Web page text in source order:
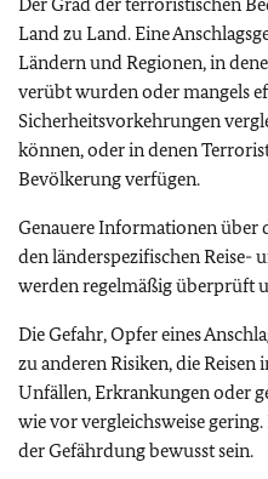
Land zu Land. Eine
Ländern und Regionen, in
verübt wurden oder mangels
Sicherheitsvorkehrungen
können, oder in denen
Bevölkerung verfügen.
Genauere Informationen über
den länderspezifischen Reise-
werden regelmäßig überprüft
Die Gefahr, Opfer eines
zu anderen Risiken, die
Unfällen, Erkrankungen oder
wie vor vergleichsweise
der Gefährdung bewusst sein.